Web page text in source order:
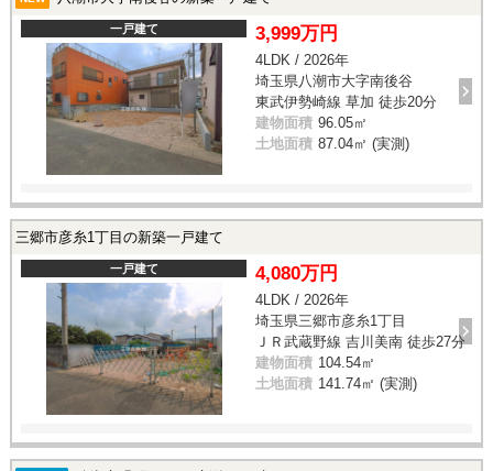
一戸建て 3,999万円
4LDK / 2026年
埼玉県八潮市大字南後谷
東武伊勢崎線 草加 徒歩20分
建物面積 96.05㎡
土地面積 87.04㎡ (実測)
三郷市彦糸1丁目の新築一戸建て
一戸建て 4,080万円
4LDK / 2026年
埼玉県三郷市彦糸1丁目
ＪＲ武蔵野線 吉川美南 徒歩27分
建物面積 104.54㎡
土地面積 141.74㎡ (実測)